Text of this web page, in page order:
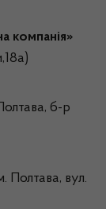
компанія»
б-р
Полтава, вул.